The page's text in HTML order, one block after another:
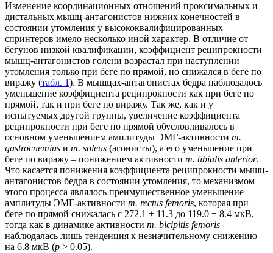
Изменение координационных отношений проксимальных и
дистальных мышц-антагонистов нижних конечностей в
состоянии утомления у высококвалифицированных
спринтеров имело несколько иной характер. В отличие от
бегунов низкой квалификации, коэффициент реципрокности
мышц-антагонистов голени возрастал при наступлении
утомления только при беге по прямой, но снижался в беге по
виражу (табл. 1). В мышцах-антагонистах бедра наблюдалось
уменьшение коэффициента реципрокности как при беге по
прямой, так и при беге по виражу. Так же, как и у
испытуемых другой группы, увеличение коэффициента
реципрокности при беге по прямой обусловливалось в
основном уменьшением амплитуды ЭМГ-активности m.
gastrocnemius и m. soleus (агонисты), а его уменьшение при
беге по виражу – понижением активности m. tibialis anterior.
Что касается понижения коэффициента реципрокности мышц-
антагонистов бедра в состоянии утомления, то механизмом
этого процесса являлось преимущественное уменьшение
амплитуды ЭМГ-активности m. rectus femoris, которая при
беге по прямой снижалась с 272.1 ± 11.3 до 119.0 ± 8.4 мкВ,
тогда как в динамике активности m. bicipitis femoris
наблюдалась лишь тенденция к незначительному снижению
на 6.8 мкВ (p > 0.05).